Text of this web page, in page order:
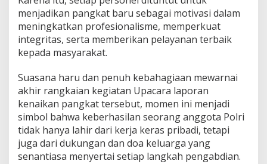
r
a
T
a
i
k
menjadikan pangkat baru sebagai motivasi dalam
meningkatkan profesionalisme, memperkuat
integritas, serta memberikan pelayanan terbaik
kepada masyarakat.
Suasana haru dan penuh kebahagiaan mewarnai
akhir rangkaian kegiatan Upacara laporan
kenaikan pangkat tersebut, momen ini menjadi
simbol bahwa keberhasilan seorang anggota Polri
tidak hanya lahir dari kerja keras pribadi, tetapi
juga dari dukungan dan doa keluarga yang
senantiasa menyertai setiap langkah pengabdian.